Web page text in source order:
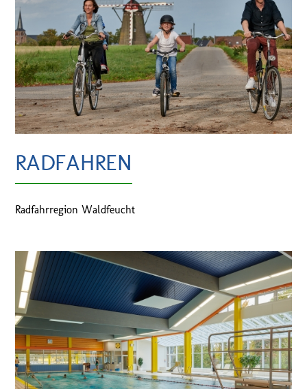
RADFAHREN
Radfahrregion Waldfeucht